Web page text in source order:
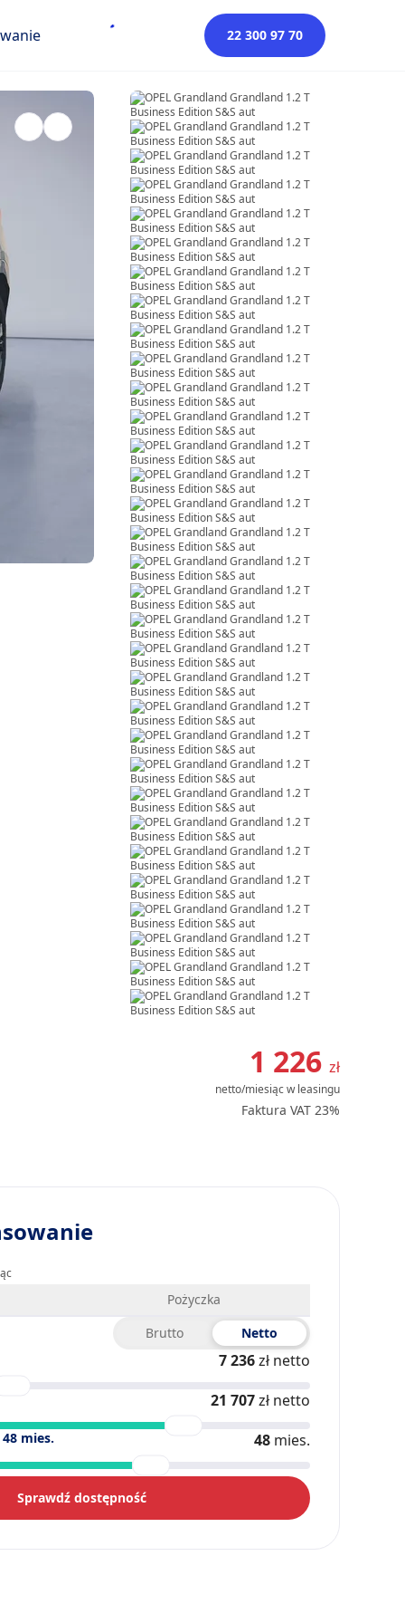
22 300 97 70
1 226 zł
netto/miesiącw leasingu
Faktura VAT 23%
Pożyczka
Brutto
Netto
7 236zł netto
21 707zł netto
48 mies. 48 mies.
Sprawdź dostępność